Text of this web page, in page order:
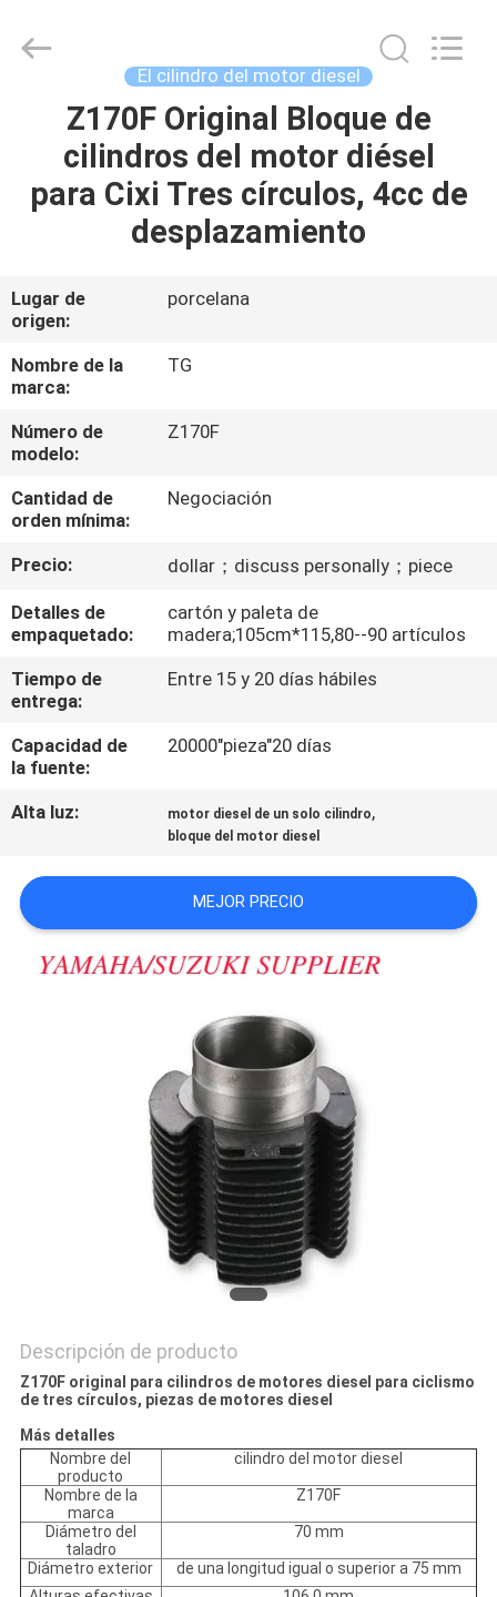
HOGAR
PRODUCTOS
NOSOTROS
VIAJE
DE
LA
FÁBRICA
CONTROL
CALIDAD
ÉNTRENOS
EN
CONTACTO
CON
NOTICIAS
PIDA
Cylinder
Block.,Ltd.
El cilindro del motor diesel
Z170F Original Bloque de
cilindros del motor diésel
para Cixi Tres círculos, 4cc de
desplazamiento
Lugar de
origen:
porcelana
Nombre de la
marca:
TG
Número de
modelo:
Z170F
Cantidad de
orden mínima:
Negociación
Precio: dollar；discuss personally；piece
Detalles de
empaquetado:
cartón y paleta de
madera;105cm*115,80--90 artículos
Tiempo de
entrega:
Entre 15 y 20 días hábiles
Capacidad de
la fuente:
20000"pieza"20 días
Alta luz: motor diesel de un solo cilindro,
bloque del motor diesel
MEJOR PRECIO
Descripción de producto
Z170F original para cilindros de motores diesel para ciclismo
de tres círculos, piezas de motores diesel
Más detalles
Nombre del
producto
cilindro del motor diesel
Nombre de la
marca
Z170F
Diámetro del
taladro
70 mm
Diámetro exterior
de una longitud igual o superior a 75 mm